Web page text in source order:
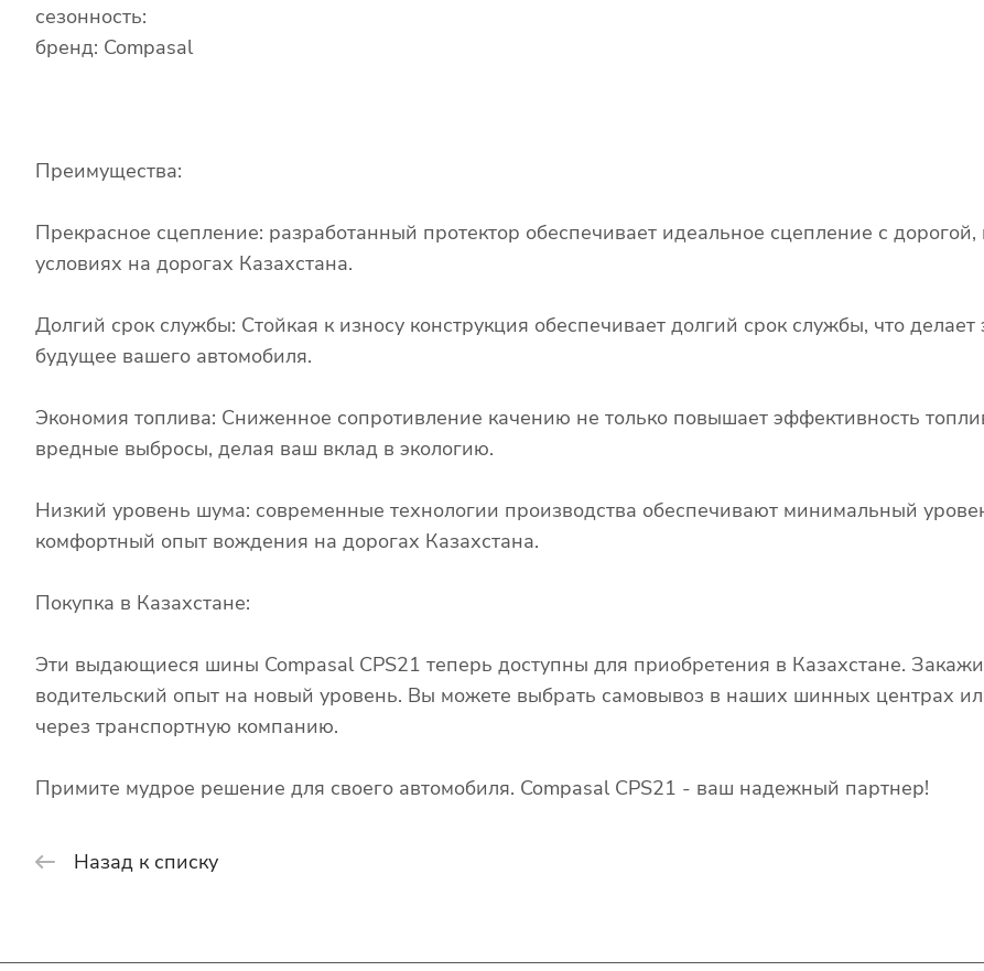
сезонность:
бренд: Compasal
Преимущества:
Прекрасное сцепление: разработанный протектор обеспечивает идеальное сцепление с
условиях на дорогах Казахстана.
Долгий срок службы: Стойкая к износу конструкция обеспечивает долгий срок службы, что
будущее вашего автомобиля.
Экономия топлива: Сниженное сопротивление качению не только повышает эффективность
вредные выбросы, делая ваш вклад в экологию.
Низкий уровень шума: современные технологии производства обеспечивают минимальный
комфортный опыт вождения на дорогах Казахстана.
Покупка в Казахстане:
Эти выдающиеся шины Compasal CPS21 теперь доступны для приобретения в Казахстане.
водительский опыт на новый уровень. Вы можете выбрать самовывоз в наших шинных центрах
через транспортную компанию.
Примите мудрое решение для своего автомобиля. Compasal CPS21 - ваш надежный партнер!
Назад к списку